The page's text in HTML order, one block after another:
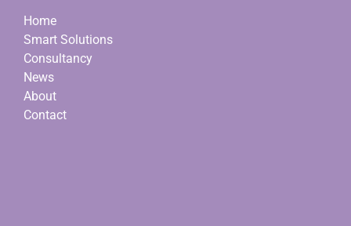
Home
Smart Solutions
Consultancy
News
About
Contact